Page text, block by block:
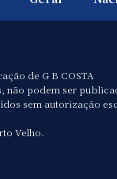
de G B COSTA
podem ser
sem autorização
Velho.